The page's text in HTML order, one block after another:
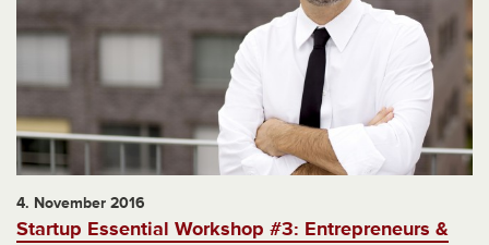
4. November 2016
Startup Essential Workshop #3: Entrepreneurs &